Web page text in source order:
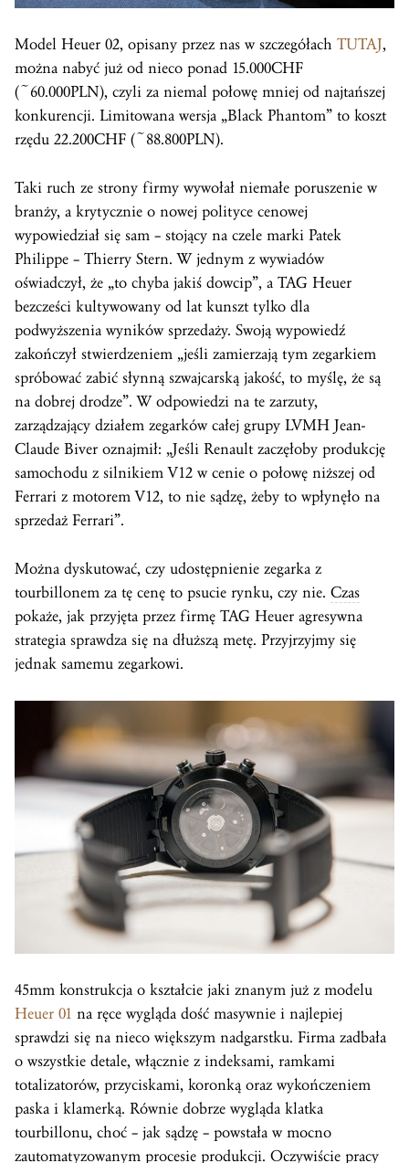
Model Heuer 02, opisany przez nas w szczegółach TUTAJ,
można nabyć już od nieco ponad 15.000CHF
(~60.000PLN), czyli za niemal połowę mniej od najtańszej
konkurencji. Limitowana wersja „Black Phantom” to koszt
rzędu 22.200CHF (~88.800PLN).
Taki ruch ze strony firmy wywołał niemałe poruszenie w
branży, a krytycznie o nowej polityce cenowej
wypowiedział się sam – stojący na czele marki Patek
Philippe – Thierry Stern. W jednym z wywiadów
oświadczył, że „to chyba jakiś dowcip”, a TAG Heuer
bezcześci kultywowany od lat kunszt tylko dla
podwyższenia wyników sprzedaży. Swoją wypowiedź
zakończył stwierdzeniem „jeśli zamierzają tym zegarkiem
spróbować zabić słynną szwajcarską jakość, to myślę, że są
na dobrej drodze”. W odpowiedzi na te zarzuty,
zarządzający działem zegarków całej grupy LVMH Jean-
Claude Biver oznajmił: „Jeśli Renault zaczęłoby produkcję
samochodu z silnikiem V12 w cenie o połowę niższej od
Ferrari z motorem V12, to nie sądzę, żeby to wpłynęło na
sprzedaż Ferrari”.
Można dyskutować, czy udostępnienie zegarka z
tourbillonem za tę cenę to psucie rynku, czy nie. Czas
pokaże, jak przyjęta przez firmę TAG Heuer agresywna
strategia sprawdza się na dłuższą metę. Przyjrzyjmy się
jednak samemu zegarkowi.
45mm konstrukcja o kształcie jaki znanym już z modelu
Heuer 01 na ręce wygląda dość masywnie i najlepiej
sprawdzi się na nieco większym nadgarstku. Firma zadbała
o wszystkie detale, włącznie z indeksami, ramkami
totalizatorów, przyciskami, koronką oraz wykończeniem
paska i klamerką. Równie dobrze wygląda klatka
tourbillonu, choć – jak sądzę – powstała w mocno
zautomatyzowanym procesie produkcji. Oczywiście pracy